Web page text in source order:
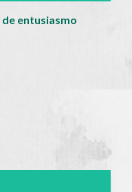
de entusiasmo